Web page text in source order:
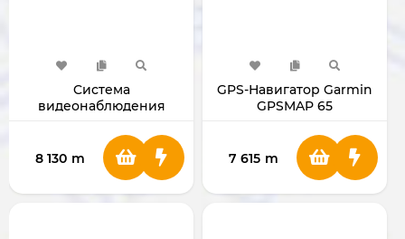
Cистема
видеонаблюдения
8 130 m
GPS-Навигатор Garmin
GPSMAP 65
7 615 m